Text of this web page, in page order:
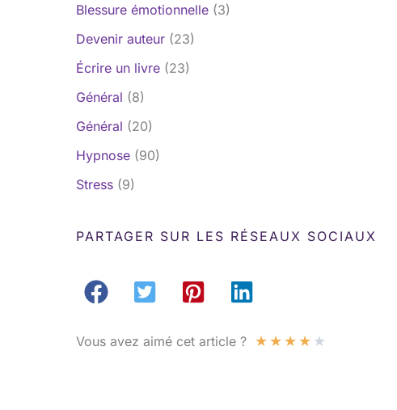
Blessure émotionnelle(3)
Devenir auteur(23)
Écrire un livre(23)
Général (8)
Général (20)
Hypnose(90)
Stress(9)
PARTAGER SUR LES RÉSEAUX SOCIAUX
Vous avez aimé cet article ? ★★★★ ★